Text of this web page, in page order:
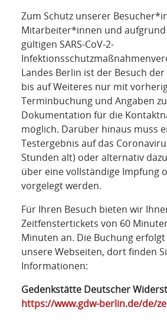
Zum Schutz unserer
Mitarbeiter*innen und
gültigen SARS-CoV-2-
Landes Berlin ist der Besuch
bis auf Weiteres nur mit
Terminbuchung und Angaben
Dokumentation für die
möglich. Darüber hinaus muss
Testergebnis auf das
Stunden alt) oder alternativ
über eine vollständige Impfung
vorgelegt werden.
Für Ihren Besuch bieten wir
Zeitfenstertickets von 60
Minuten an. Die Buchung
unsere Webseiten, dort finden
Informationen:
Gedenkstätte Deutscher
https://www.gdw-berlin.de/de/